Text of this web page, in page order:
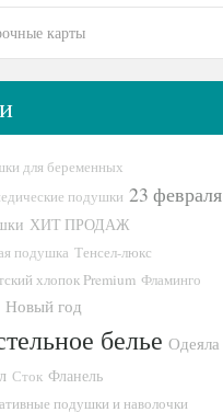
карты
для беременных
подушки 23 февраля
ХИТ ПРОДАЖ
подушка Тенсел-люкс
хлопок Premium Фламинго
Новый год
белье Одеяла
Сток Фланель
подушки и наволочки